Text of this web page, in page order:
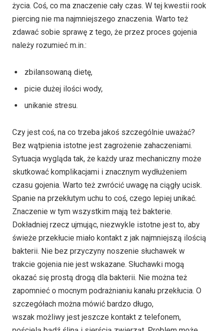
życia. Coś, co ma znaczenie cały czas. W tej kwestii rook
piercing nie ma najmniejszego znaczenia. Warto też
zdawać sobie sprawę z tego, że przez proces gojenia
należy rozumieć m.in.:
zbilansowaną dietę,
picie dużej ilości wody,
unikanie stresu.
Czy jest coś, na co trzeba jakoś szczególnie uważać?
Bez wątpienia istotne jest zagrożenie zahaczeniami.
Sytuacja wygląda tak, że każdy uraz mechaniczny może
skutkować komplikacjami i znacznym wydłużeniem
czasu gojenia. Warto też zwrócić uwagę na ciągły ucisk.
Spanie na przekłutym uchu to coś, czego lepiej unikać.
Znaczenie w tym wszystkim mają też bakterie.
Dokładniej rzecz ujmując, niezwykle istotne jest to, aby
świeże przekłucie miało kontakt z jak najmniejszą ilością
bakterii. Nie bez przyczyny noszenie słuchawek w
trakcie gojenia nie jest wskazane. Słuchawki mogą
okazać się prostą drogą dla bakterii. Nie można też
zapomnieć o mocnym podrażnianiu kanału przekłucia. O
szczegółach można mówić bardzo długo,
wszak możliwy jest jeszcze kontakt z telefonem,